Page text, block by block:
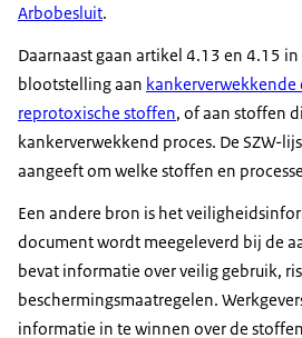
Arbobesluit.
Daarnaast gaan artikel 4.13 en 4.15
blootstelling aan kankerverwekkende
reprotoxische stoffen, of aan stoffen
kankerverwekkend proces. De SZW-
aangeeft om welke stoffen en
Een andere bron is het
document wordt meegeleverd bij de
bevat informatie over veilig gebruik,
beschermingsmaatregelen.
informatie in te winnen over de